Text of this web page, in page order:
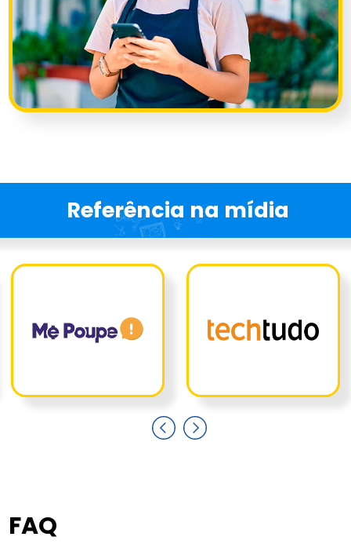
Referência na mídia
FAQ